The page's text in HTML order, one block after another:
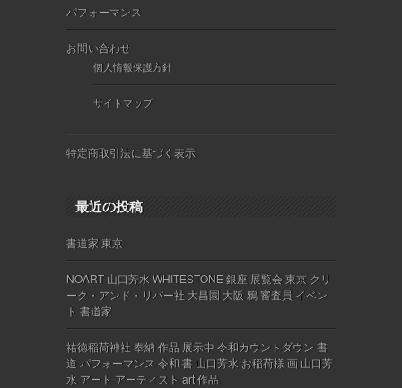
パフォーマンス
お問い合わせ
個人情報保護方針
サイトマップ
特定商取引法に基づく表示
最近の投稿
書道家 東京
NOART 山口芳水 WHITESTONE 銀座 展覧会 東京 クリ
ーク・アンド・リバー社 大昌園 大阪 鴉 審査員 イベン
ト 書道家
祐徳稲荷神社 奉納 作品 展示中 令和カウントダウン 書
道 パフォーマンス 令和 書 山口芳水 お稲荷様 画 山口芳
水 アート アーティスト art 作品